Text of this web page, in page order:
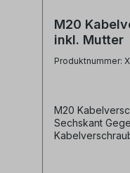
M20
inkl. Mutter
Produktnummer:
M20
Sechskant